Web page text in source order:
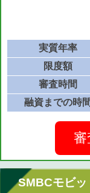
実質年率
限度額
審査時間
融資までの時間
SMBCモビッ